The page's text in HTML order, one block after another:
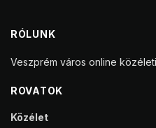
RÓLUNK
Veszprém város online
ROVATOK
Közélet